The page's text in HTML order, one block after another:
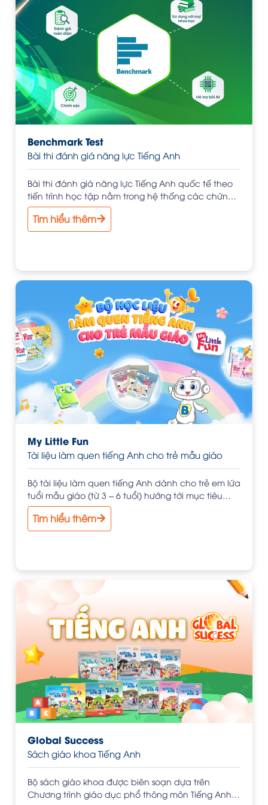
Benchmark Test
Bài thi đánh giá năng lực Tiếng Anh
Bài thi đánh giá năng lực Tiếng Anh quốc tế theo
tiến trình học tập nằm trong hệ thống các chứng
chỉ đánh giá ngôn ngữ Benchmark của Pearson
Education Publish, tập đoàn giáo dục lớn nhất thế
giới và hội đồng khảo thí, chứng nhận lớn nhất
Tìm hiểu thêm
My Little Fun
Tài liệu làm quen tiếng Anh cho trẻ mẫu giáo
Bộ tài liệu làm quen tiếng Anh dành cho trẻ em lứa
tuổi mẫu giáo (từ 3 – 6 tuổi) hướng tới mục tiêu
“kích hoạt tiềm năng ngoại ngữ” của các em nhỏ
với phương châm “lấy trẻ làm trung tâm”
Tìm hiểu thêm
Global Success
Sách giáo khoa Tiếng Anh
Bộ sách giáo khoa được biên soạn dựa trên
Chương trình giáo dục phổ thông môn Tiếng Anh